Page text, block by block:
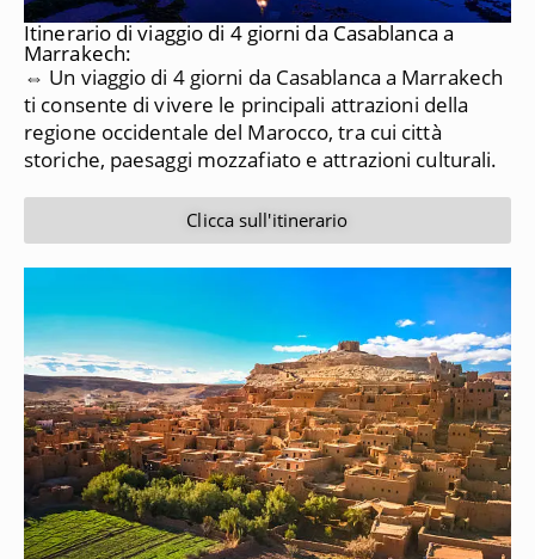
Itinerario di viaggio di 4 giorni da Casablanca a
Marrakech:
⇔ Un viaggio di 4 giorni da Casablanca a Marrakech
ti consente di vivere le principali attrazioni della
regione occidentale del Marocco, tra cui città
storiche, paesaggi mozzafiato e attrazioni culturali.
Clicca sull'itinerario